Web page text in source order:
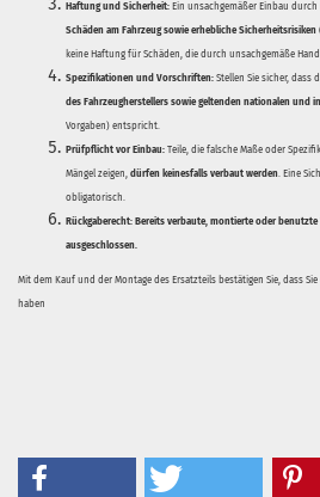
Haftung und Sicherheit: Ein unsachgemäßer Einbau
Schäden am Fahrzeug sowie erhebliche Sicherheitsrisiken
keine Haftung für Schäden, die durch unsachgemäße
Spezifikationen und Vorschriften: Stellen Sie sicher, dass
des Fahrzeugherstellers sowie geltenden nationalen und
Vorgaben) entspricht.
Prüfpflicht vor Einbau: Teile, die falsche Maße oder
Mängel zeigen, dürfen keinesfalls verbaut werden. Eine
obligatorisch.
Rückgaberecht: Bereits verbaute, montierte oder
ausgeschlossen.
Mit dem Kauf und der Montage des Ersatzteils bestätigen Sie, dass
haben